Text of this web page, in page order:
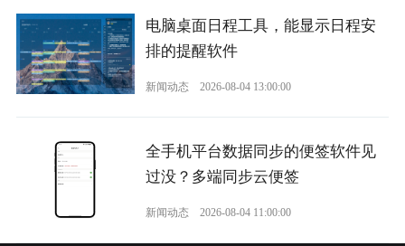
电脑桌面日程工具，能显示日程安
排的提醒软件
新闻动态 2026-08-04 13:00:00
全手机平台数据同步的便签软件见
过没？多端同步云便签
新闻动态 2026-08-04 11:00:00